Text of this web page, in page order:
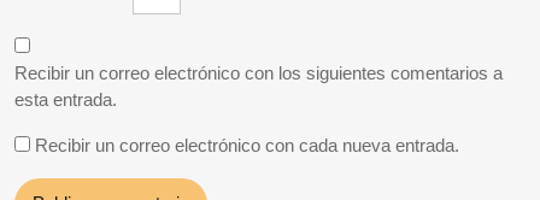
Recibir un correo electrónico con los siguientes comentarios a
esta entrada.
Recibir un correo electrónico con cada nueva entrada.